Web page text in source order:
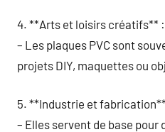
4. **Arts et loisirs créatifs** :
– Les plaques PVC sont
projets DIY, maquettes ou
5. **Industrie et
– Elles servent de base pour